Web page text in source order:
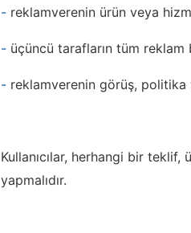
- reklamverenin ürün veya
- üçüncü tarafların tüm reklam
- reklamverenin görüş, politika
Kullanıcılar, herhangi bir
yapmalıdır.